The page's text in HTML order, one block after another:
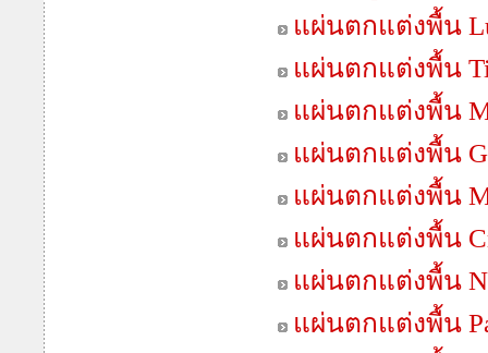
แผ่นตกแต่งพื้น
แผ่นตกแต่งพื้น
แผ่นตกแต่งพื้น
แผ่นตกแต่งพื้น
แผ่นตกแต่งพื้น
แผ่นตกแต่งพื้น
แผ่นตกแต่งพื้น
แผ่นตกแต่งพื้น